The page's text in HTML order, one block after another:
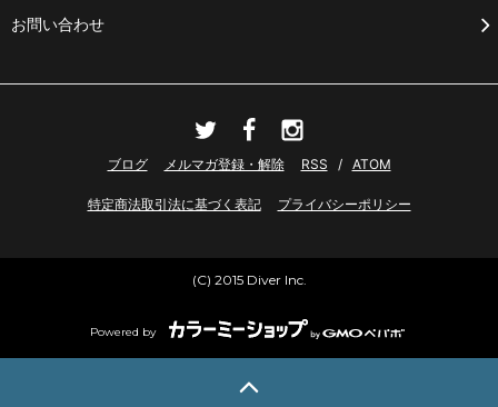
お問い合わせ
ブログ メルマガ登録・解除 RSS / ATOM
特定商法取引法に基づく表記 プライバシーポリシー
(C) 2015 Diver Inc.
Powered by